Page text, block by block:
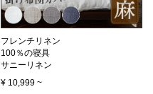
フレンチリネン
100％の寝具
サニーリネン
¥ 10,999 ~